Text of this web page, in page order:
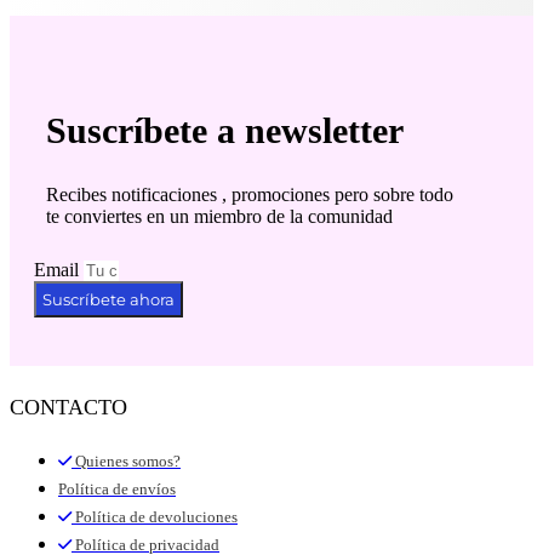
Suscríbete a newsletter
Recibes notificaciones , promociones pero sobre todo
te conviertes en un miembro de la comunidad
Email
Suscríbete ahora
CONTACTO
Quienes somos?
Política de envíos
Política de devoluciones
Política de privacidad